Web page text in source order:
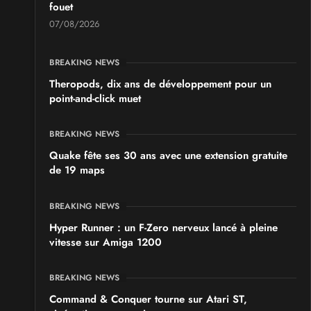
SALONS & CONVENTIONS GEEKS
Japan Manga Wave Colmar 2026
fouet
07/08/2026
BREAKING NEWS
Theropods, dix ans de développement pour un
point-and-click muet
BREAKING NEWS
Quake fête ses 30 ans avec une extension gratuite
de 19 maps
BREAKING NEWS
Hyper Runner : un F-Zero nerveux lancé à pleine
vitesse sur Amiga 1200
BREAKING NEWS
Command & Conquer tourne sur Atari ST,